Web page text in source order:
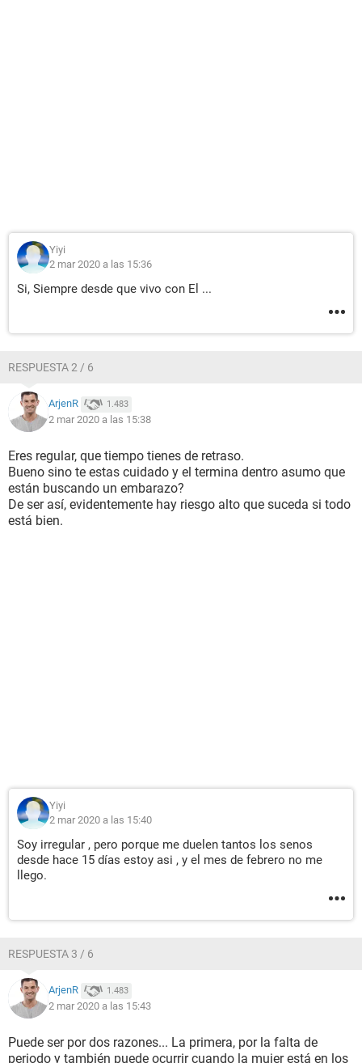
Yiyi
2 mar 2020 a las 15:36
Si, Siempre desde que vivo con El ...
RESPUESTA 2 / 6
ArjenR 1.483
2 mar 2020 a las 15:38
Eres regular, que tiempo tienes de retraso.
Bueno sino te estas cuidado y el termina dentro asumo que
están buscando un embarazo?
De ser así, evidentemente hay riesgo alto que suceda si todo
está bien.
Yiyi
2 mar 2020 a las 15:40
Soy irregular , pero porque me duelen tantos los senos
desde hace 15 días estoy asi , y el mes de febrero no me
llego.
RESPUESTA 3 / 6
ArjenR 1.483
2 mar 2020 a las 15:43
Puede ser por dos razones... La primera, por la falta de
periodo y también puede ocurrir cuando la mujer está en los